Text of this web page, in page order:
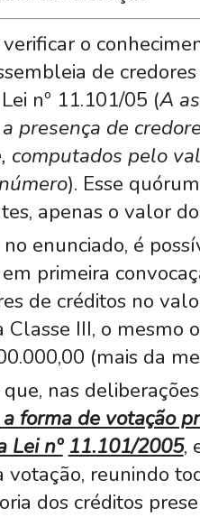
o
de
nº 11.101/05 (A
presença de
computados pelo
). Esse quórum
apenas o valor
enunciado, é
primeira
de créditos no
III, o mesmo
(mais da
nas
forma de votação
Lei nº 11.101/2005,
reunindo
dos créditos